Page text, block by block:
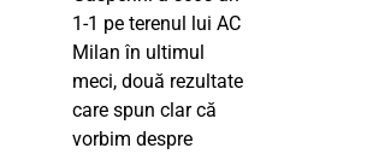
1-1 pe terenul lui AC
Milan în ultimul
meci, două rezultate
care spun clar că
vorbim despre